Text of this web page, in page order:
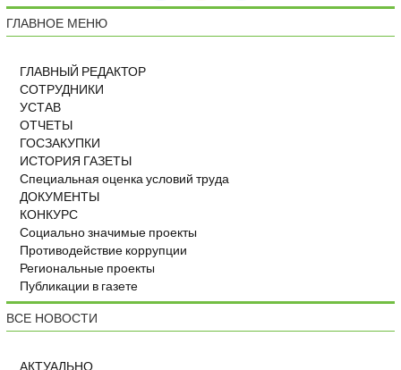
ГЛАВНОЕ МЕНЮ
ГЛАВНЫЙ РЕДАКТОР
СОТРУДНИКИ
УСТАВ
ОТЧЕТЫ
ГОСЗАКУПКИ
ИСТОРИЯ ГАЗЕТЫ
Специальная оценка условий труда
ДОКУМЕНТЫ
КОНКУРС
Социально значимые проекты
Противодействие коррупции
Региональные проекты
Публикации в газете
ВСЕ НОВОСТИ